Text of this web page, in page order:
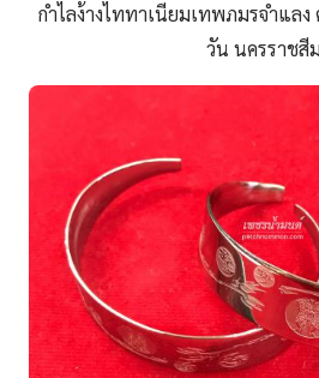
กำไลง้างไททาเนียมเทพภมรจำแล
วัน นครราชสี